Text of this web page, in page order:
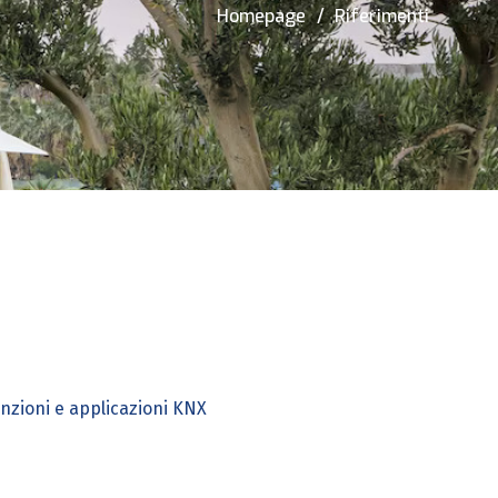
Homepage Riferimenti
e applicazioni KNX